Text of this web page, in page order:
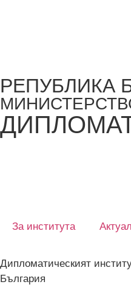
РЕПУБЛИКА
За института
Дипломатическият
България